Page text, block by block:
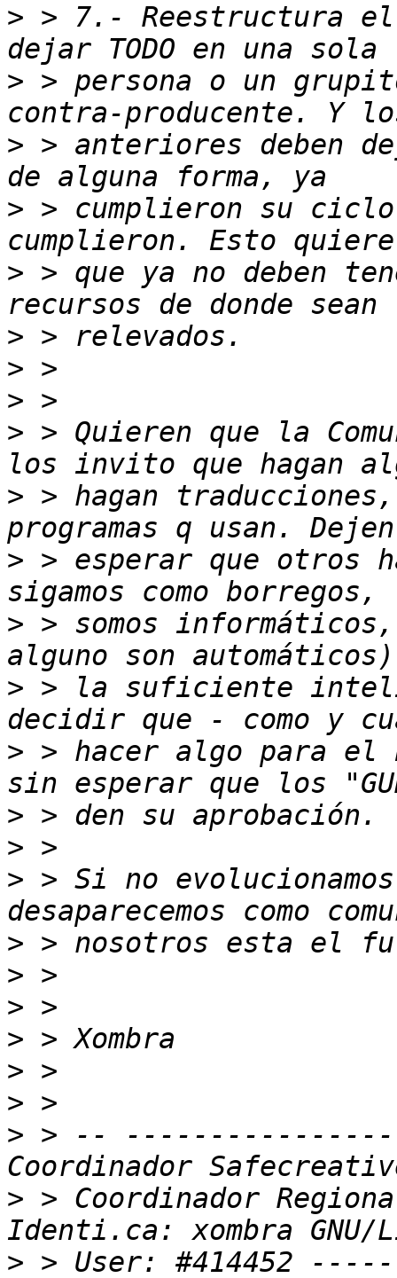
> > 7.- Reestructura
> > persona o un
> > anteriores deben
> > cumplieron su
> > que ya no deben
>
>
>
> > Quieren que la
> > hagan
> > esperar que otros
> > somos
> > la suficiente
> > hacer algo para el
>
>
> > Si no
>
>
>
>
>
>
> > --
> > Coordinador
> > User: #414452